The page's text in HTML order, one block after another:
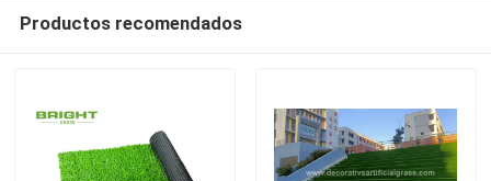
Productos recomendados